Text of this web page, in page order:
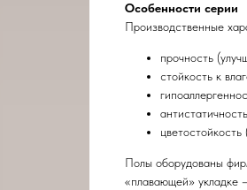
Особенности серии
Производственные
прочность
стойкость к
Полы оборудованы
«плавающей» укладке